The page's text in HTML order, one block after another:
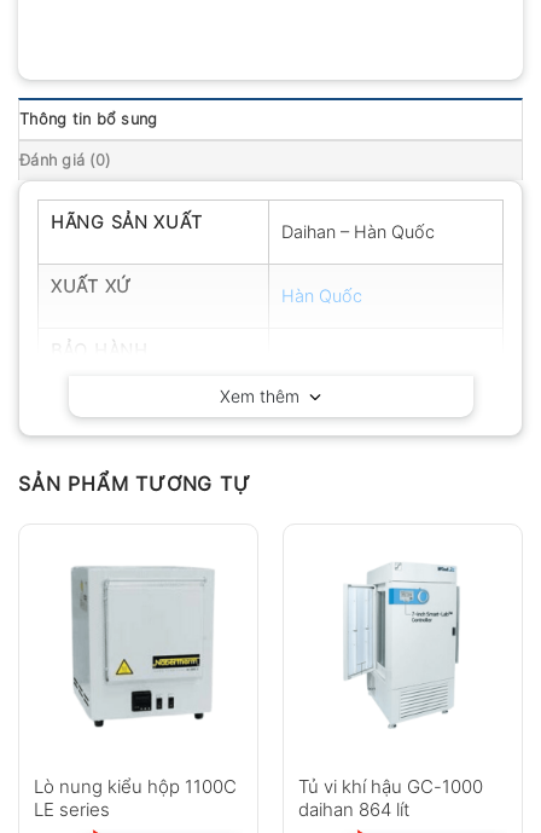
Thông tin bổ sung
Đánh giá (0)
HÃNG SẢN XUẤT Daihan – Hàn Quốc
XUẤT XỨ Hàn Quốc
Xem thêm
SẢN PHẨM TƯƠNG TỰ
Lò nung kiểu hộp 1100C
LE series
Tủ vi khí hậu GC-1000
daihan 864 lít